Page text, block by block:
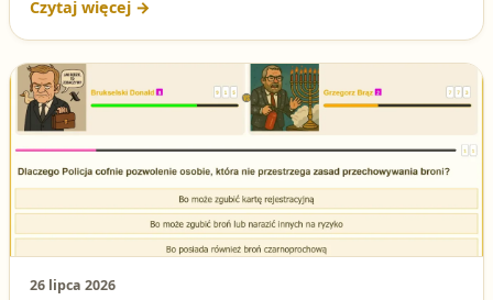
warunków określonych w pozwoleniu może skutkować
jego utratą. W tym artykule dokładnie wyjaśniamy,
dlaczego Policja może cofnąć pozwolenie na broń i jak
uniknąć tej przykrej sytuacji.
26 lipca 2026